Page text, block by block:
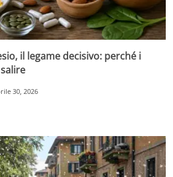
il legame decisivo: perché i
30, 2026